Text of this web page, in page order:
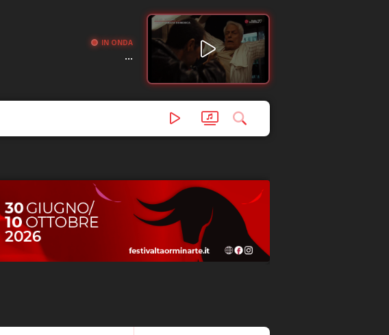
IN ONDA
...